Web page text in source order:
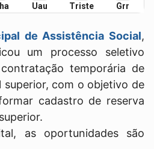
Uau Triste Grr
de Assistência Social,
um processo seletivo
temporária de
superior, com o objetivo de
cadastro de reserva
as oportunidades são